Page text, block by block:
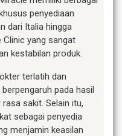
penyediaan
dari Italia hingga
Clinic yang sangat
kestabilan produk.
terlatih dan
pada hasil
sakit. Selain itu,
sebagai penyedia
menjamin keasilan